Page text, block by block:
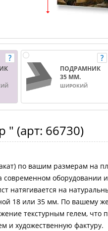
ПОДРАМНИК
35 ММ.
ШИРОКИЙ
" (арт: 66730)
по вашим размерам на
современном оборудовании
натягивается на
18 или 35 мм. По вашему
текстурным гелем, что
и художественную фактуру.